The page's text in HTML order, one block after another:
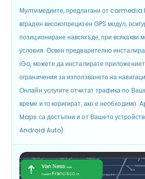
Мултимедиите, предлагани от
вграден високопрецизен GPS модул,
позициониране навсякъде, при всякакви
условия. Освен предварително
iGo, можете да инсталирате
ограничения за използването на
Онлайн услугите отчитат трафика по
време и го коригират, ако е
Maps са достъпни и от Вашето
Android Auto).